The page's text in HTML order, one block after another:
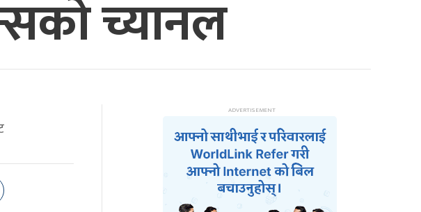
च्यानल